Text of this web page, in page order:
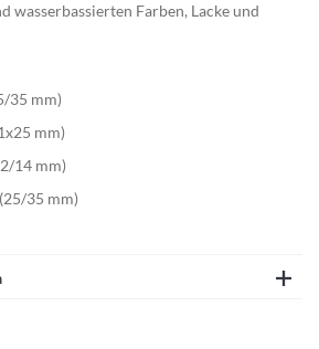
wasserbassierten Farben, Lacke und
35 mm)
mm)
14 mm)
35 mm)